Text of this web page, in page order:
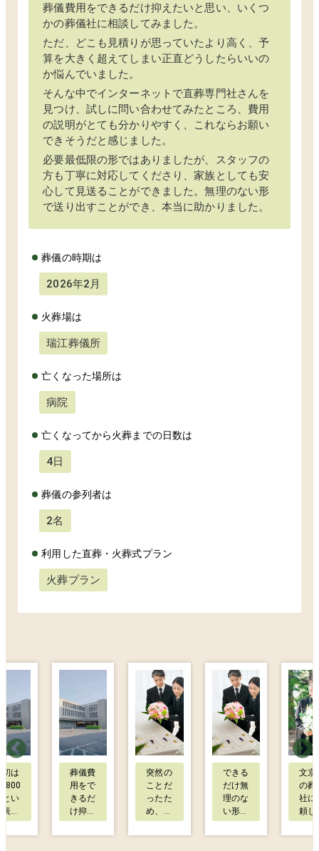
葬儀費用をできるだけ抑えたいと思い、いくつ
かの葬儀社に相談してみました。
ただ、どこも見積りが思っていたより高く、予
算を大きく超えてしまい正直どうしたらいいの
か悩んでいました。
そんな中でインターネットで直葬専門社さんを
見つけ、試しに問い合わせてみたところ、費用
の説明がとても分かりやすく、これならお願い
できそうだと感じました。
必要最低限の形ではありましたが、スタッフの
方も丁寧に対応してくださり、家族としても安
心して見送ることができました。無理のない形
で送り出すことができ、本当に助かりました。
葬儀の時期は
2026年2月
火葬場は
瑞江葬儀所
亡くなった場所は
病院
亡くなってから火葬までの日数は
4日
葬儀の参列者は
2名
利用した直葬・火葬式プラン
火葬プラン
初は
とい
示
見
、正
葬儀費
用をで
きるだ
け抑え
たいと
思い、
突然の
ことだ
ったた
め、何
をどう
進めれ
できる
だけ無
理のな
い形で
母を送
りたい
文京
の葬
社に
頼し
うと
い、